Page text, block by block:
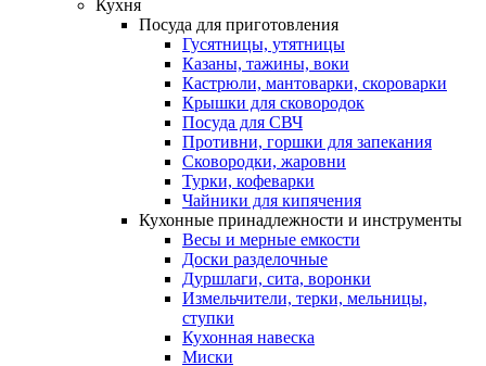
Кухня
Посуда для приготовления
Гусятницы, утятницы
Казаны, тажины, воки
Кастрюли, мантоварки, скороварки
Крышки для сковородок
Посуда для СВЧ
Противни, горшки для запекания
Сковородки, жаровни
Турки, кофеварки
Чайники для кипячения
Кухонные принадлежности и инструменты
Весы и мерные емкости
Доски разделочные
Дуршлаги, сита, воронки
Измельчители, терки, мельницы,
ступки
Кухонная навеска
Миски